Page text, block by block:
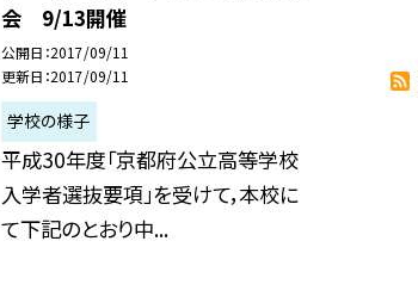
会 9/13開催
公開日 2017/09/11
更新日 2017/09/11
学校の様子
平成30年度「京都府公立高等学校
入学者選抜要項」を受けて，本校に
て下記のとおり中...